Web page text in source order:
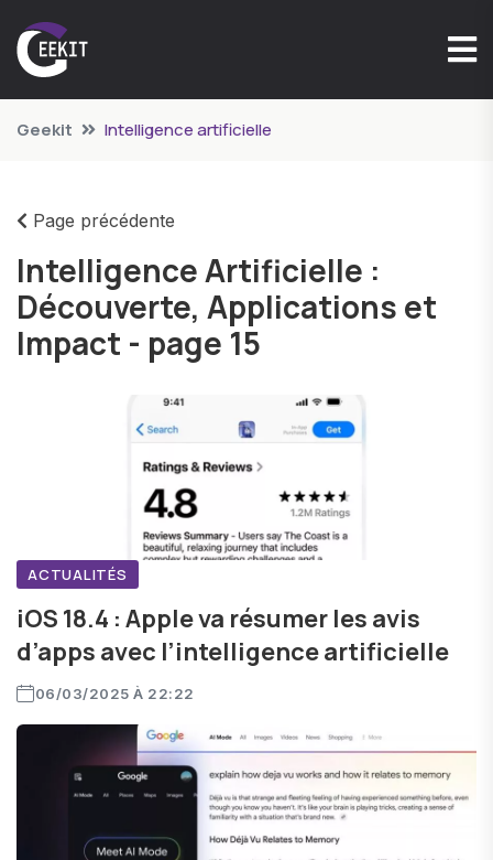
Geekit Intelligence artificielle
Page précédente
Intelligence Artificielle :
Découverte, Applications et
Impact - page 15
ACTUALITÉS
iOS 18.4 : Apple va résumer les avis
d’apps avec l’intelligence artificielle
06/03/2025 À 22:22